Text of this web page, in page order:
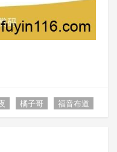
橘子哥 福音布道